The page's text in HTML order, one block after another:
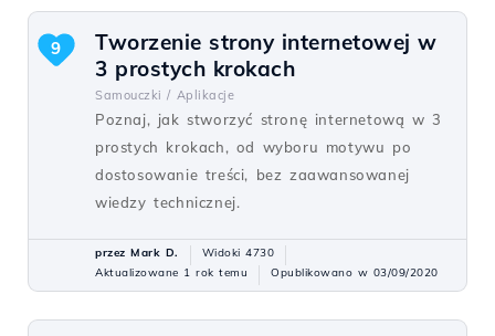
Tworzenie strony internetowej w
3 prostych krokach
Samouczki / Aplikacje
Poznaj, jak stworzyć stronę internetową w 3
prostych krokach, od wyboru motywu po
dostosowanie treści, bez zaawansowanej
wiedzy technicznej.
9
przez Mark D.
Widoki 4730
Aktualizowane 1 rok temu
Opublikowano w 03/09/2020